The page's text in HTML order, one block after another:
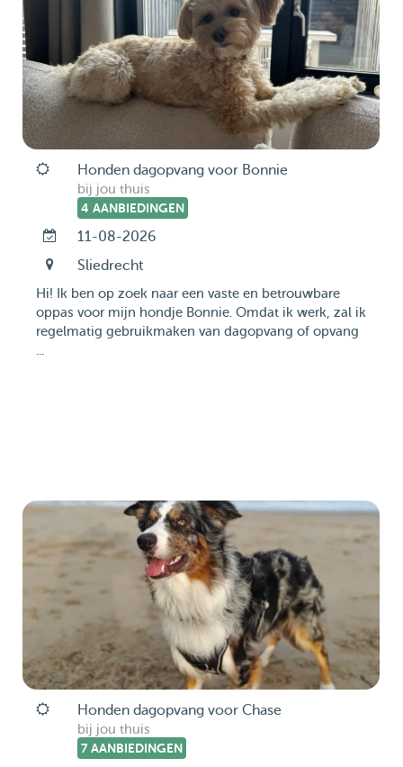
Honden dagopvang voor Bonnie
bij jou thuis
4 AANBIEDINGEN
11-08-2026
Sliedrecht
Hi! Ik ben op zoek naar een vaste en betrouwbare
oppas voor mijn hondje Bonnie. Omdat ik werk, zal ik
regelmatig gebruikmaken van dagopvang of opvang
...
Honden dagopvang voor Chase
bij jou thuis
7 AANBIEDINGEN